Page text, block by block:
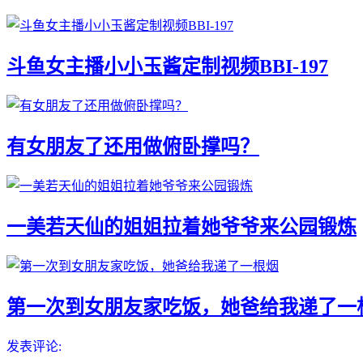
斗鱼女主播小小玉酱定制视频BBI-197
有女朋友了还用做俯卧撑吗？
一美若天仙的姐姐拉着她爷爷来公园锻炼
第一次到女朋友家吃饭，她爸给我递了一
发表评论: